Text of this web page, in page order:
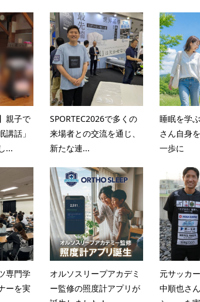
親子で
講話」
...
SPORTEC2026で多くの
来場者との交流を通じ、
新たな連...
睡眠を学
さん自身
一歩に
専門学
ーを実
オルソスリープアカデミ
ー監修の照度計アプリが
元サッカ
中順也さ